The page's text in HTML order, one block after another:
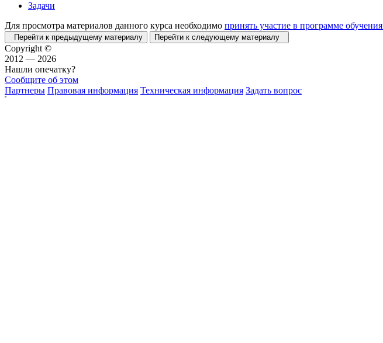
Задачи
Для просмотра материалов данного курса необходимо принять участие в программе обучения
Перейти к предыдущему материалу Перейти к следующему материалу
Copyright ©
2012 — 2026
Нашли опечатку?
Сообщите об этом
Партнеры Правовая информация Техническая информация Задать вопрос